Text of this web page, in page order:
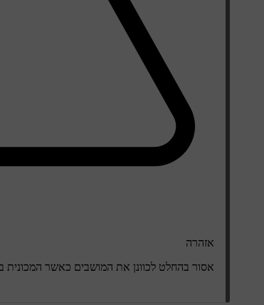
אזהרה
אסור בהחלט לכוונן את המושבים כאשר המכונית